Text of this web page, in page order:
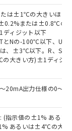
は±1℃の大きいほう
または±0.8℃の
ィジット以下
とNの-100℃以下、U
、±3℃以下。R、S
大きい方)±1ディジ
20mA出力仕様の0～
(指示値の±1% ある
あるいは±4℃の大き
はお客
当のオ
売員に
販売拠
をご確認
たは開
フェニル
エーテル類
ルヘキシ
ル酸ブチ
ジブチル
チル
に対する
超える意
化ビフェ
ニルエーテ
タル酸ジ
ルベンジ
てが基
続きを
は、完
されな
サイ
その他
に一切
社は、
あり
つ
、ま
制御